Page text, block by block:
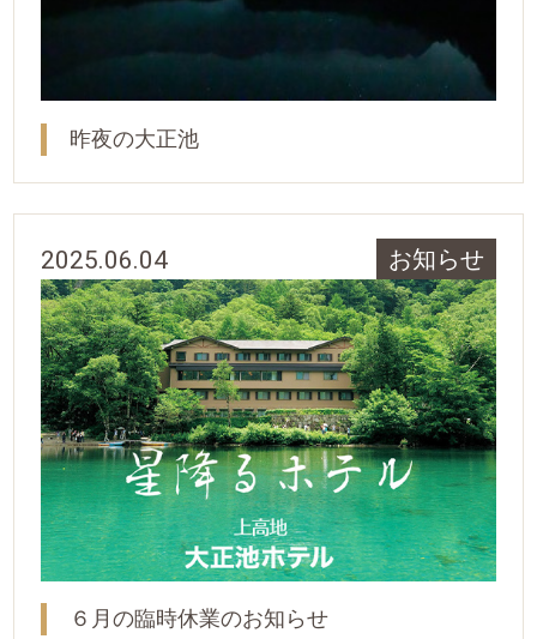
昨夜の大正池
2025.06.04 お知らせ
６月の臨時休業のお知らせ